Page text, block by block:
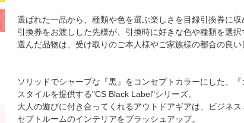
選ばれた一品から、種類や色を選ぶ楽しさを目録引換券に収
引換券をお渡しした先様が、引換時に好きな色や種類を選択
選んだ品物は、受け取りのご本人様やご家族様の都合の良い
ソリッドでシャープな『黒』をコンセプトカラーにした、
スタイルを提供する"CS Black Label"シリーズ。
大人の遊びに付き合ってくれるアウトドアギアは、ビジネ
セプトルームのインテリアをブラッシュアップ。